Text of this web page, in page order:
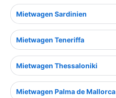
Mietwagen Sardinien
Mietwagen Teneriffa
Mietwagen Thessaloniki
Mietwagen Palma de Mallorca